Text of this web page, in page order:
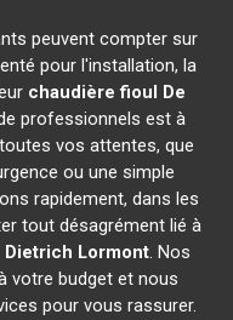
peuvent compter sur
pour l'installation, la
chaudière fioul De
professionnels est à
vos attentes, que
ou une simple
rapidement, dans les
tout désagrément lié à
Dietrich Lormont. Nos
votre budget et nous
pour vous rassurer.